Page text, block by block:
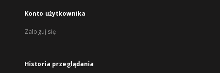
Konto użytkownika
Zaloguj się
Historia przeglądania